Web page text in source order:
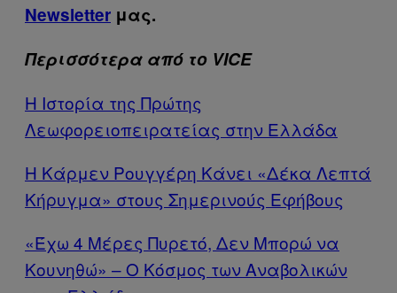
Newsletter μας.
Περισσότερα από το VICE
Η Ιστορία της Πρώτης
Λεωφορειοπειρατείας στην Ελλάδα
Η Κάρμεν Ρουγγέρη Κάνει «Δέκα Λεπτά
Κήρυγμα» στους Σημερινούς Εφήβους
«Έχω 4 Μέρες Πυρετό, Δεν Μπορώ να
Κουνηθώ» – Ο Κόσμος των Αναβολικών